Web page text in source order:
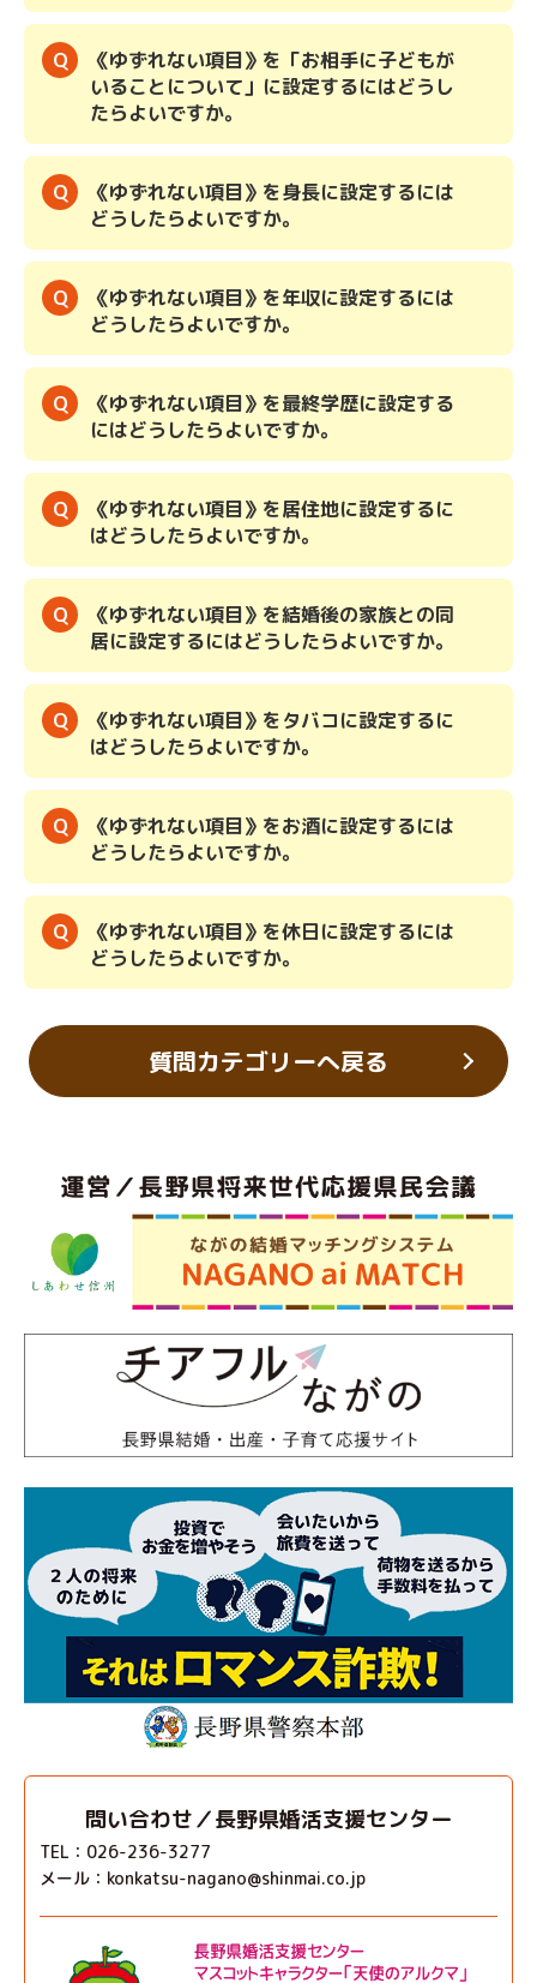
《ゆずれない項目》を「お相手に子どもが
いることについて」に設定するにはどうし
たらよいですか。
《ゆずれない項目》を身長に設定するには
どうしたらよいですか。
《ゆずれない項目》を年収に設定するには
どうしたらよいですか。
《ゆずれない項目》を最終学歴に設定する
にはどうしたらよいですか。
《ゆずれない項目》を居住地に設定するに
はどうしたらよいですか。
《ゆずれない項目》を結婚後の家族との同
居に設定するにはどうしたらよいですか。
《ゆずれない項目》をタバコに設定するに
はどうしたらよいですか。
《ゆずれない項目》をお酒に設定するには
どうしたらよいですか。
《ゆずれない項目》を休日に設定するには
どうしたらよいですか。
質問カテゴリーへ戻る
問い合わせ／長野県婚活支援センター
TEL：026-236-3277
メール：konkatsu-nagano@shinmai.co.jp